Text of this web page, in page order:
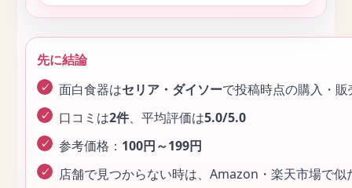
先に結論
面白食器はセリア・ダイソーで投稿時点の購入・
口コミは2件、平均評価は5.0/5.0
参考価格： 100円～199円
店舗で見つからない時は、Amazon・楽天市場で似